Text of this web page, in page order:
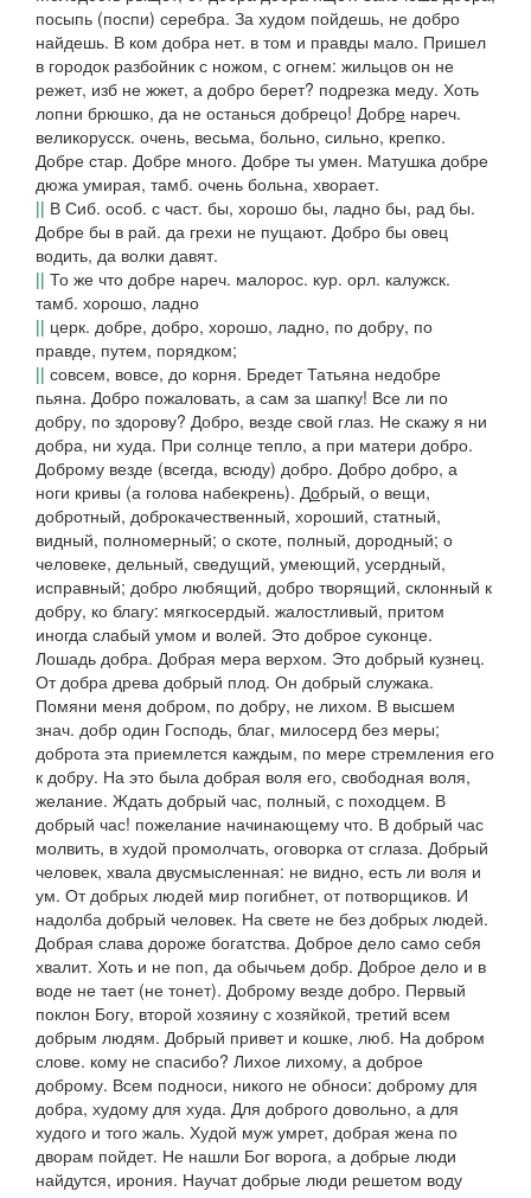
посыпь (поспи) серебра. За худом пойдешь, не добро
найдешь. В ком добра нет. в том и правды мало. Пришел
в городок разбойник с ножом, с огнем: жильцов он не
режет, изб не жжет, а добро берет? подрезка меду. Хоть
лопни брюшко, да не останься добрецо! Добре нареч.
великорусск. очень, весьма, больно, сильно, крепко.
Добре стар. Добре много. Добре ты умен. Матушка добре
дюжа умирая, тамб. очень больна, хворает.
|| В Сиб. особ. с част. бы, хорошо бы, ладно бы, рад бы.
Добре бы в рай. да грехи не пущают. Добро бы овец
водить, да волки давят.
|| То же что добре нареч. малорос. кур. орл. калужск.
тамб. хорошо, ладно
|| церк. добре, добро, хорошо, ладно, по добру, по
правде, путем, порядком;
|| совсем, вовсе, до корня. Бредет Татьяна недобре
пьяна. Добро пожаловать, а сам за шапку! Все ли по
добру, по здорову? Добро, везде свой глаз. Не скажу я ни
добра, ни худа. При солнце тепло, а при матери добро.
Доброму везде (всегда, всюду) добро. Добро добро, а
ноги кривы (а голова набекрень). Добрый, о вещи,
добротный, доброкачественный, хороший, статный,
видный, полномерный; о скоте, полный, дородный; о
человеке, дельный, сведущий, умеющий, усердный,
исправный; добро любящий, добро творящий, склонный к
добру, ко благу: мягкосердый. жалостливый, притом
иногда слабый умом и волей. Это доброе суконце.
Лошадь добра. Добрая мера верхом. Это добрый кузнец.
От добра древа добрый плод. Он добрый служака.
Помяни меня добром, по добру, не лихом. В высшем
знач. добр один Господь, благ, милосерд без меры;
доброта эта приемлется каждым, по мере стремления его
к добру. На это была добрая воля его, свободная воля,
желание. Ждать добрый час, полный, с походцем. В
добрый час! пожелание начинающему что. В добрый час
молвить, в худой промолчать, оговорка от сглаза. Добрый
человек, хвала двусмысленная: не видно, есть ли воля и
ум. От добрых людей мир погибнет, от потворщиков. И
надолба добрый человек. На свете не без добрых людей.
Добрая слава дороже богатства. Доброе дело само себя
хвалит. Хоть и не поп, да обычьем добр. Доброе дело и в
воде не тает(не тонет). Доброму везде добро. Первый
поклон Богу, второй хозяину с хозяйкой, третий всем
добрым людям. Добрый привет и кошке, люб. На добром
слове. кому не спасибо? Лихое лихому, а доброе
доброму. Всем подноси, никого не обноси: доброму для
добра, худому для худа. Для доброго довольно, а для
худого и того жаль. Худой муж умрет, добрая жена по
дворам пойдет. Не нашли Бог ворога, а добрые люди
найдутся, ирония. Научат добрые люди решетом воду